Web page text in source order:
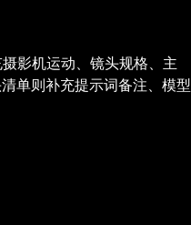
影机运动、镜头规格、主
单则补充提示词备注、模型